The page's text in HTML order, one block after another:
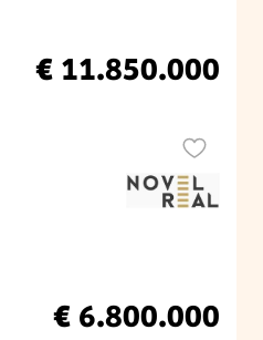
€ 11.850.000
€ 6.800.000